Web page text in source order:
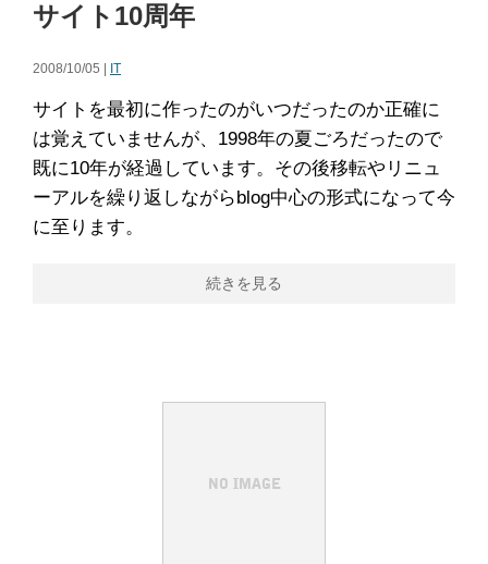
サイト10周年
2008/10/05 | IT
サイトを最初に作ったのがいつだったのか正確に
は覚えていませんが、1998年の夏ごろだったので
既に10年が経過しています。その後移転やリニュ
ーアルを繰り返しながらblog中心の形式になって今
に至ります。
続きを見る